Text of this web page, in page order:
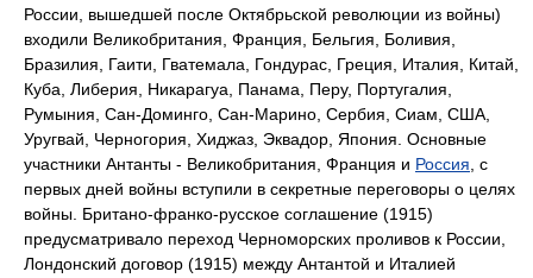
России, вышедшей после Октябрьской революции из войны)
входили Великобритания, Франция, Бельгия, Боливия,
Бразилия, Гаити, Гватемала, Гондурас, Греция, Италия, Китай,
Куба, Либерия, Никарагуа, Панама, Перу, Португалия,
Румыния, Сан-Доминго, Сан-Марино, Сербия, Сиам, США,
Уругвай, Черногория, Хиджаз, Эквадор, Япония. Основные
участники Антанты - Великобритания, Франция и Россия , с
первых дней войны вступили в секретные переговоры о целях
войны. Британо-франко-русское соглашение (1915)
предусматривало переход Черноморских проливов к России,
Лондонский договор (1915) между Антантой и Италией